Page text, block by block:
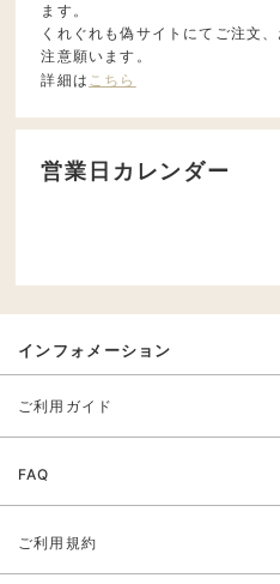
ます。
くれぐれも偽サイトにてご注文
注意願います。
詳細は こちら
営業日カレンダー
インフォメーション
ご利用ガイド
FAQ
ご利用規約